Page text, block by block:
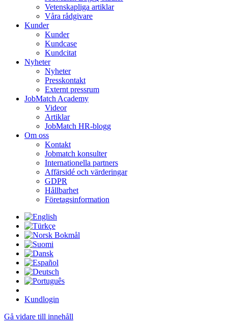
Vetenskapliga artiklar
Våra rådgivare
Kunder
Kunder
Kundcase
Kundcitat
Nyheter
Nyheter
Presskontakt
Externt pressrum
JobMatch Academy
Videor
Artiklar
JobMatch HR-blogg
Om oss
Kontakt
Jobmatch konsulter
Internationella partners
Affärsidé och värderingar
GDPR
Hållbarhet
Företagsinformation
Kundlogin
Gå vidare till innehåll